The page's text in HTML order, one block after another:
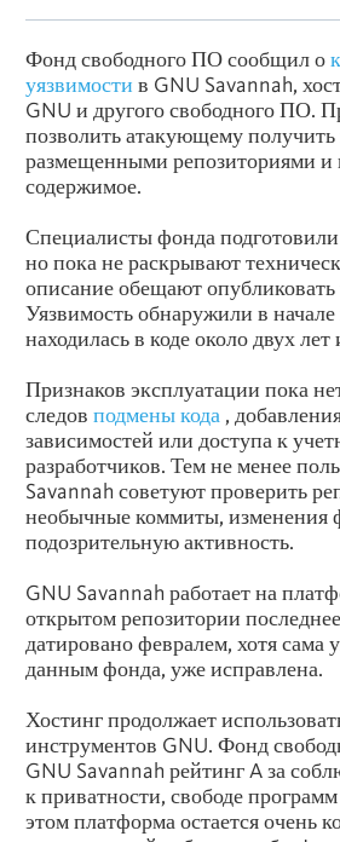
Фонд свободного ПО сообщил о
уязвимости в GNU Savannah,
GNU и другого свободного ПО.
позволить атакующему получить
размещенными репозиториями и
содержимое.
Специалисты фонда
но пока не раскрывают
описание обещают опубликовать
Уязвимость обнаружили в начале
находилась в коде около двух
Признаков эксплуатации пока
следов подмены кода ,
зависимостей или доступа к
разработчиков. Тем не менее
Savannah советуют проверить
необычные коммиты, изменения
подозрительную активность.
GNU Savannah работает на
открытом репозитории
датировано февралем, хотя сама
данным фонда, уже исправлена.
Хостинг продолжает
инструментов GNU. Фонд
GNU Savannah рейтинг A за
к приватности, свободе
этом платформа остается очень